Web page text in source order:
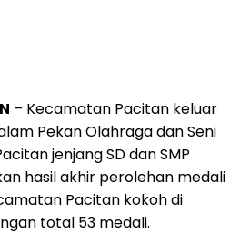
– Kecamatan Pacitan keluar
Pekan Olahraga dan Seni
jenjang SD dan SMP
hasil akhir perolehan medali
Pacitan kokoh di
total 53 medali.